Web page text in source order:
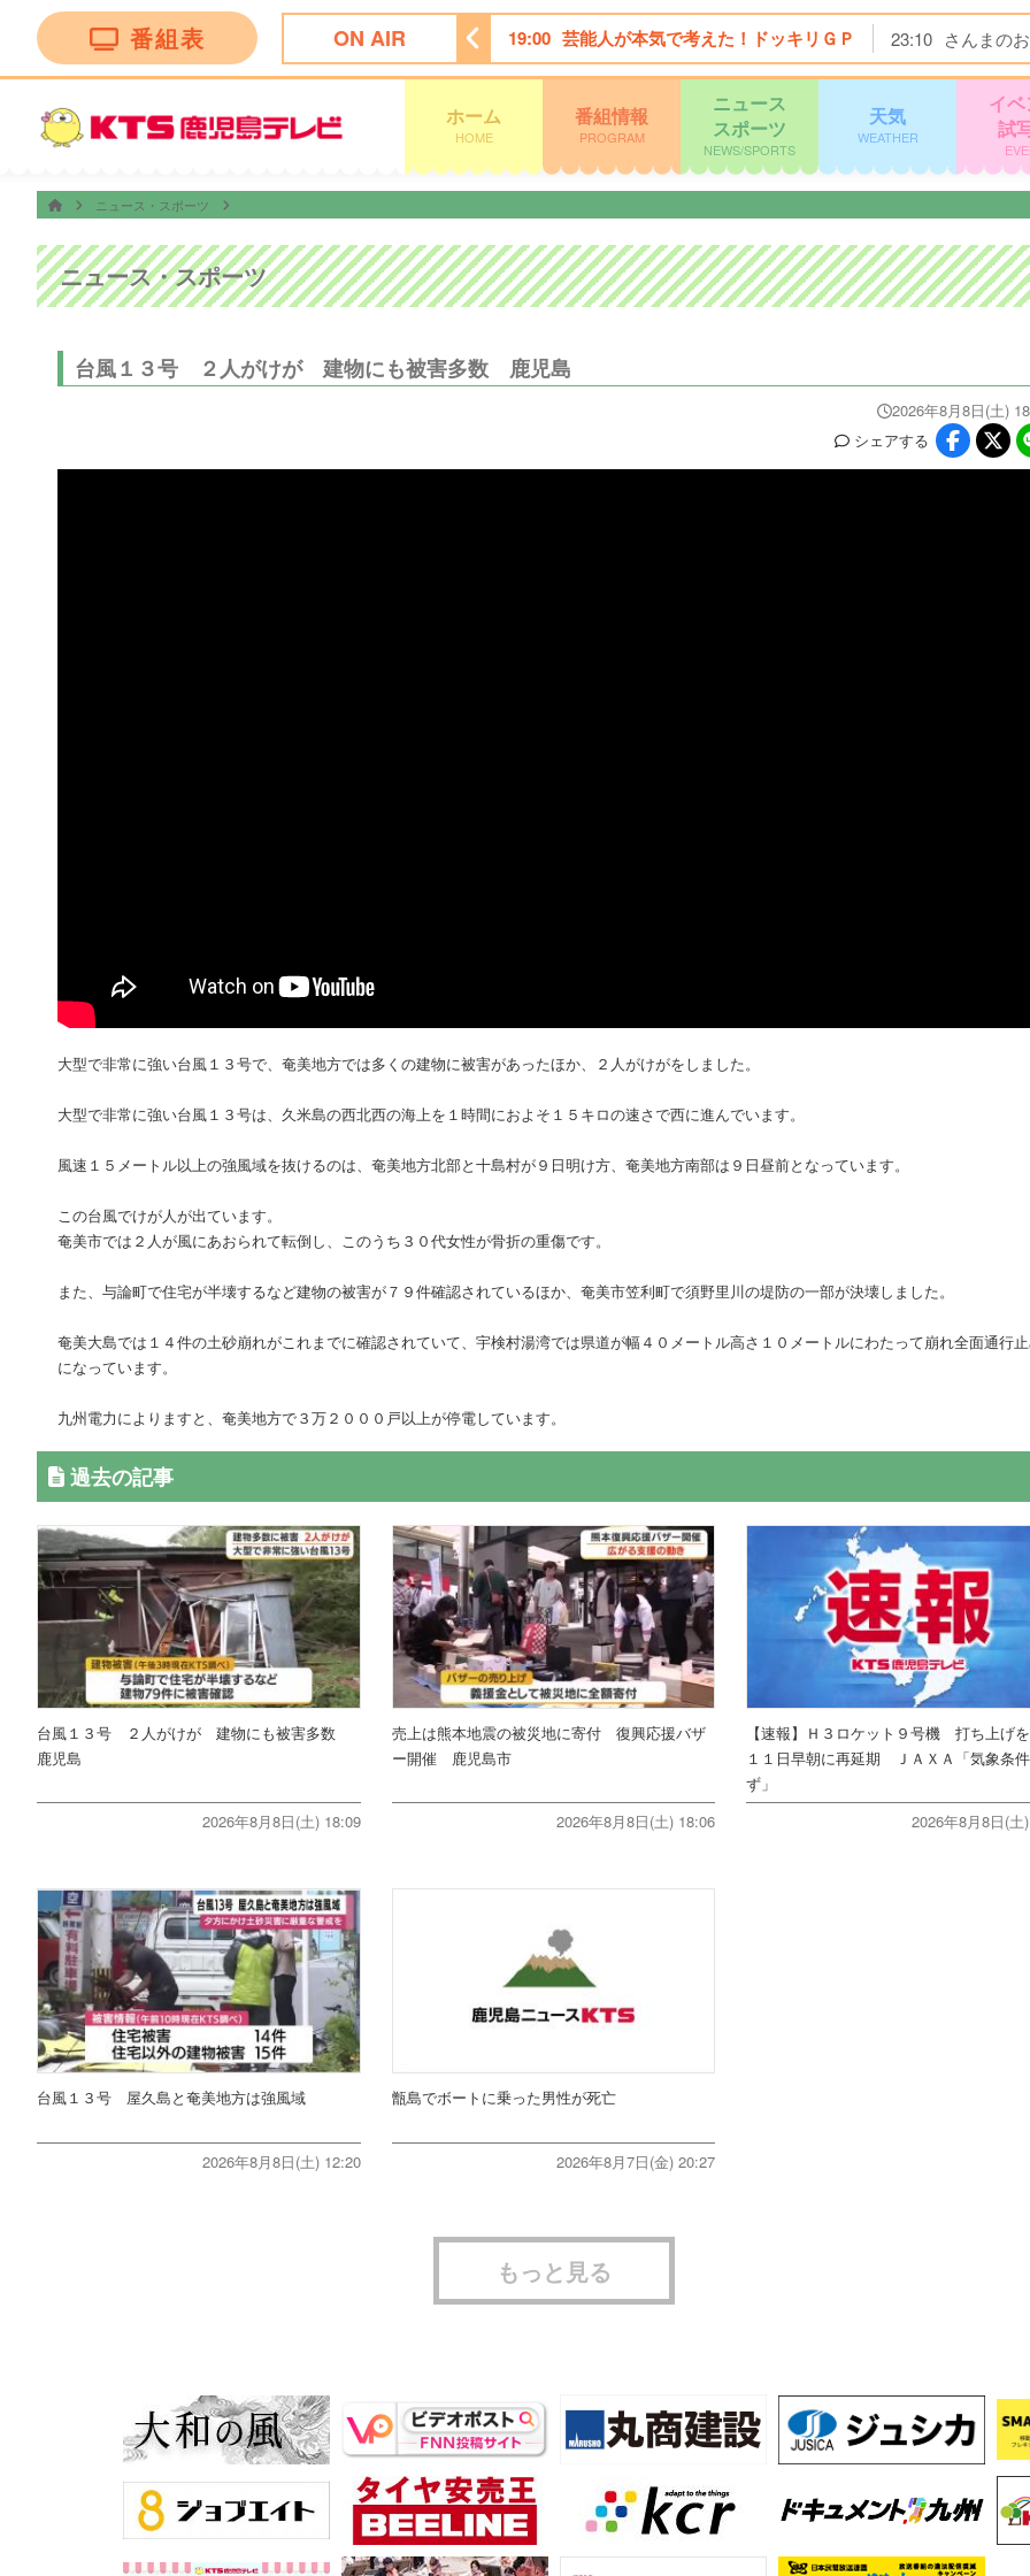
番組表 ON AIR
トークバラエティー”！ 18:30 ナマ・イキＶＯＩＣＥ 19:00 芸能人が本気で考えた！ドッキリＧＰ 23:10 さんまの
ホーム
HOME
番組情報
PROGRAM
ニュース
スポーツ
NEWS/SPORTS
天気
WEATHER
イ
試
ニュース・スポーツ
ニュース・スポーツ
台風１３号 ２人がけが 建物にも被害多数 鹿児島
2026年8月8日(土)
シェアする
大型で非常に強い台風１３号で、奄美地方では多くの建物に被害があったほか、２人がけがをしました。
大型で非常に強い台風１３号は、久米島の西北西の海上を１時間におよそ１５キロの速さで西に進んでいます。
風速１５メートル以上の強風域を抜けるのは、奄美地方北部と十島村が９日明け方、奄美地方南部は９日昼前となっています。
この台風でけが人が出ています。
奄美市では２人が風にあおられて転倒し、このうち３０代女性が骨折の重傷です。
また、与論町で住宅が半壊するなど建物の被害が７９件確認されているほか、奄美市笠利町で須野里川の堤防の一部が決壊しました。
奄美大島では１４件の土砂崩れがこれまでに確認されていて、宇検村湯湾では県道が幅４０メートル高さ１０メートルにわたって崩れ全面通行
になっています。
九州電力によりますと、奄美地方で３万２０００戸以上が停電しています。
過去の記事
台風１３号 ２人がけが 建物にも被害多数
鹿児島
2026年8月8日(土) 18:09
売上は熊本地震の被災地に寄付 復興応援バザ
ー開催 鹿児島市
2026年8月8日(土) 18:06
【速報】Ｈ３ロケット９号機 打ち上げ
１１日早朝に再延期 ＪＡＸＡ「気象条
ず」
2026年8月8日(土
台風１３号 屋久島と奄美地方は強風域
2026年8月8日(土) 12:20
甑島でボートに乗った男性が死亡
2026年8月7日(金) 20:27
もっと見る